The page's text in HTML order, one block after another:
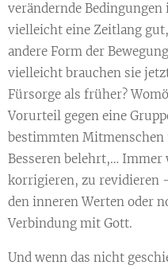
verändernde
vielleicht eine Zeitlang
andere Form der
vielleicht brauchen sie
Fürsorge als früher?
Vorurteil gegen eine
bestimmten
Besseren belehrt,…
korrigieren, zu revidieren
den inneren Werten oder
Verbindung mit Gott.
Und wenn das nicht